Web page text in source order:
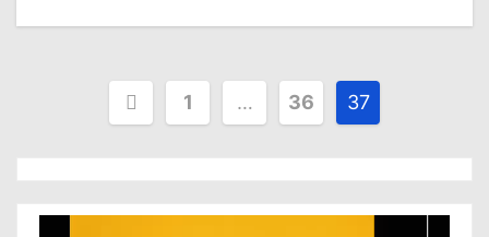
Seitennummerierung
1 … 36 37